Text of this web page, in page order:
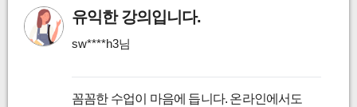
유익한 강의입니다.
sw****h3님
꼼꼼한 수업이 마음에 듭니다. 온라인에서도